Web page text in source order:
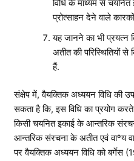
विधि के माध्यम से चयनित
प्रोत्साहन देने वाले
यह जानने का भी प्रयत्न
अतीत की परिस्थितियों
हैं.
संक्षेप में, वैयक्तिक अध्ययन विधि की
सकता है कि, इस विधि का प्रयोग
किसी चयनित इकाई के आन्तरिक
आन्तरिक संरचना के अतीत एवं वाºय
पर वैयक्तिक अध्ययन विधि को बर्गेस